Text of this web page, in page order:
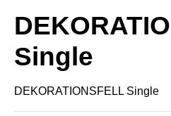
Single
DEKORATIONSFELL Single